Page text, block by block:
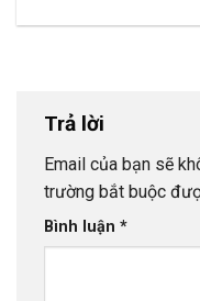
Trả lời
Email của bạn sẽ
trường bắt buộc
Bình luận *